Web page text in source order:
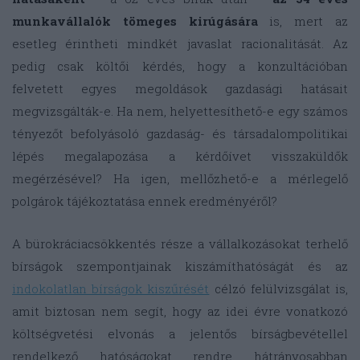
munkavállalók tömeges kirúgására is, mert az
esetleg érintheti mindkét javaslat racionalitását. Az
pedig csak költői kérdés, hogy a konzultációban
felvetett egyes megoldások gazdasági hatásait
megvizsgálták-e. Ha nem, helyettesíthető-e egy számos
tényezőt befolyásoló gazdaság- és társadalompolitikai
lépés megalapozása a kérdőívet visszaküldők
megérzésével? Ha igen, mellőzhető-e a mérlegelő
polgárok tájékoztatása ennek eredményéről?
A bürokráciacsökkentés része a vállalkozásokat terhelő
bírságok szempontjainak kiszámíthatóságát és az
indokolatlan bírságok kiszűrését célzó felülvizsgálat is,
amit biztosan nem segít, hogy az idei évre vonatkozó
költségvetési elvonás a jelentős bírságbevétellel
rendelkező hatóságokat rendre hátrányosabban